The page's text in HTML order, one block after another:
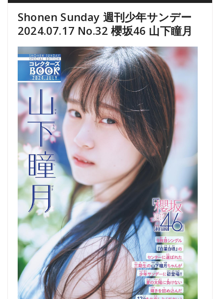
Shonen Sunday 週刊少年サンデー
2024.07.17 No.32 櫻坂46 山下瞳月